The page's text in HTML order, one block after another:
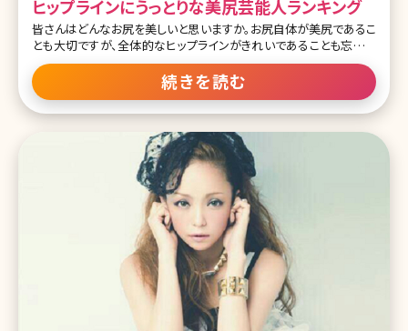
ヒップラインにうっとりな美尻芸能人ランキング
皆さんはどんなお尻を美しいと思いますか。お尻自体が美尻であるこ
とも大切ですが、全体的なヒップラインがきれいであることも忘れて
はいけないポイント。 日本人の尻回りは欧米の人と比べ、骨盤の位
置がやや後ろで、筋肉の発達度が弱いため、垂れやすくぺったんこな
お尻が多いと言われています。 しかし男性が魅力を感じる部位として
も、よくあげられることのある「お尻」。是非ともその形は気にしてい
りますか。今回は、目標にも設定できそうな、きれいなお尻・ヒップラ
インを持つ芸能人たちをランキングでご紹介します。 目次 第1位 田中
みな実 第2位 長谷川潤 第3位 深田恭子 第4位 足立梨花 第5位 中村
アン 第6位 ダレノガレ明美 第7位 森星 第8位 小嶋陽菜 第9位 秋元
才加 第10位 川口春奈 まとめ 第
続きを読む